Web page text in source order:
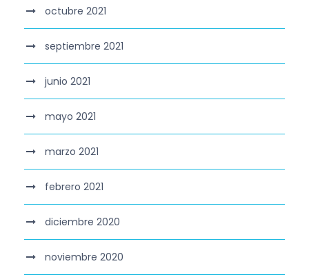
octubre 2021
septiembre 2021
junio 2021
mayo 2021
marzo 2021
febrero 2021
diciembre 2020
noviembre 2020